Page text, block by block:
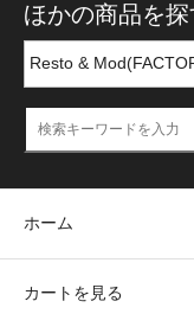
ほかの商品を探
ホーム
カートを見る